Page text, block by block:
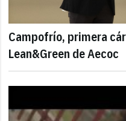
Campofrío, primera
Lean&Green de Aecoc